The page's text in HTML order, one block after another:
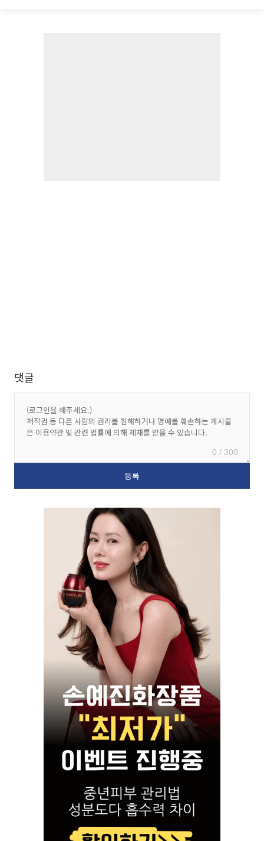
댓글
0 / 300